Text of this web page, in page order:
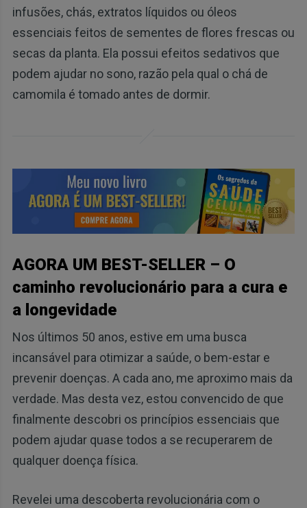
infusões, chás, extratos líquidos ou óleos
essenciais feitos de sementes de flores frescas ou
secas da planta. Ela possui efeitos sedativos que
podem ajudar no sono, razão pela qual o chá de
camomila é tomado antes de dormir.
AGORA UM BEST-SELLER – O
caminho revolucionário para a cura e
a longevidade
Nos últimos 50 anos, estive em uma busca
incansável para otimizar a saúde, o bem-estar e
prevenir doenças. A cada ano, me aproximo mais da
verdade. Mas desta vez, estou convencido de que
finalmente descobri os princípios essenciais que
podem ajudar quase todos a se recuperarem de
qualquer doença física.
Revelei uma descoberta revolucionária com o